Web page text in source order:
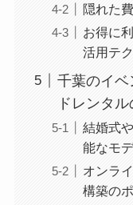
隠れた
お得に
活用テ
千葉のイベ
ドレンタ
結婚式
能なモ
オンラ
構築の